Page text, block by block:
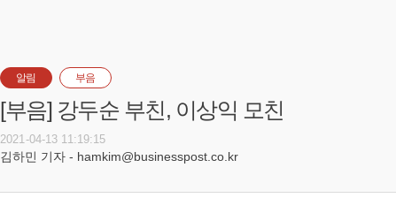
알림 부음
[부음] 강두순 부친, 이상익 모친
2021-04-13 11:19:15
김하민 기자 - hamkim@businesspost.co.kr